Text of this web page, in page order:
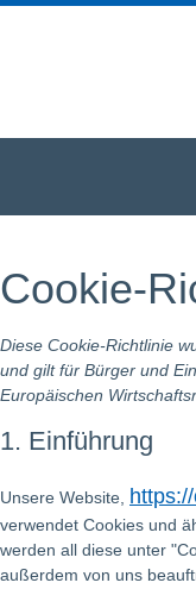
Cookie-
Diese Cookie-Richtlinie
und gilt für Bürger und
Europäischen
1. Einführung
Unsere Website,
verwendet Cookies und
werden all diese unter
außerdem von uns